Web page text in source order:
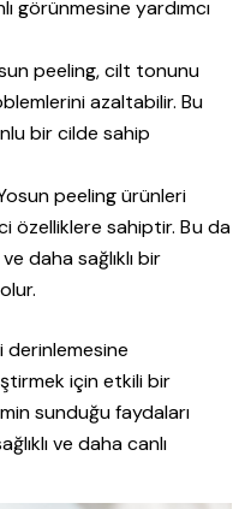
görünmesine yardımcı
peeling, cilt tonunu
azaltabilir. Bu
bir cilde sahip
peeling ürünleri
özelliklere sahiptir. Bu da
daha sağlıklı bir
derinlemesine
için etkili bir
sunduğu faydaları
ve daha canlı